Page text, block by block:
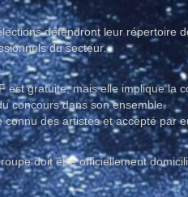
défendront leur répertoire
du secteur.
est gratuite, mais elle implique la
concours dans son ensemble.
connu des artistes et accepté par
doit être officiellement